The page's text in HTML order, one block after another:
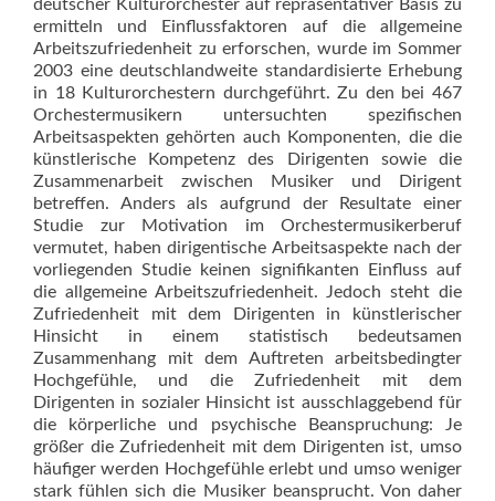
deutscher Kulturorchester auf repräsentativer Basis zu
ermitteln und Einflussfaktoren auf die allgemeine
Arbeitszufriedenheit zu erforschen, wurde im Sommer
2003 eine deutschlandweite standardisierte Erhebung
in 18 Kulturorchestern durchgeführt. Zu den bei 467
Orchestermusikern untersuchten spezifischen
Arbeitsaspekten gehörten auch Komponenten, die die
künstlerische Kompetenz des Dirigenten sowie die
Zusammenarbeit zwischen Musiker und Dirigent
betreffen. Anders als aufgrund der Resultate einer
Studie zur Motivation im Orchestermusikerberuf
vermutet, haben dirigentische Arbeitsaspekte nach der
vorliegenden Studie keinen signifikanten Einfluss auf
die allgemeine Arbeitszufriedenheit. Jedoch steht die
Zufriedenheit mit dem Dirigenten in künstlerischer
Hinsicht in einem statistisch bedeutsamen
Zusammenhang mit dem Auftreten arbeitsbedingter
Hochgefühle, und die Zufriedenheit mit dem
Dirigenten in sozialer Hinsicht ist ausschlaggebend für
die körperliche und psychische Beanspruchung: Je
größer die Zufriedenheit mit dem Dirigenten ist, umso
häufiger werden Hochgefühle erlebt und umso weniger
stark fühlen sich die Musiker beansprucht. Von daher